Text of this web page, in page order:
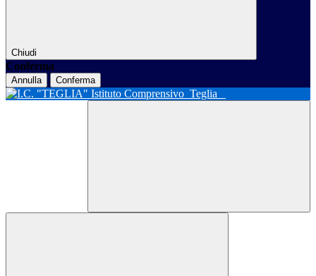
Chiudi
Conferma
Annulla Conferma
Istituto Comprensivo Teglia